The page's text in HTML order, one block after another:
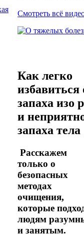
Смотреть всё
Как легко
избавиться
запаха изо
и
запаха тела
Расскажем
только о
безопасных
методах
очищения,
которые
людям
и занятым.